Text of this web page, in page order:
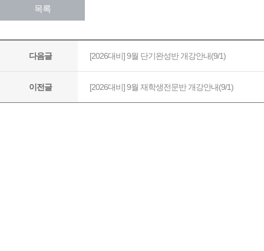
목록
다음글 [2026대비] 9월 단기완성반 개강안내(9/1)
이전글 [2026대비] 9월 재학생전문반 개강안내(9/1)